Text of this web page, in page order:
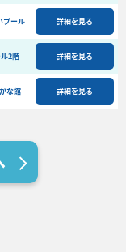
辺情報
チランド支援プログラム
プール 詳細を見る
2階 詳細を見る
な館 詳細を見る